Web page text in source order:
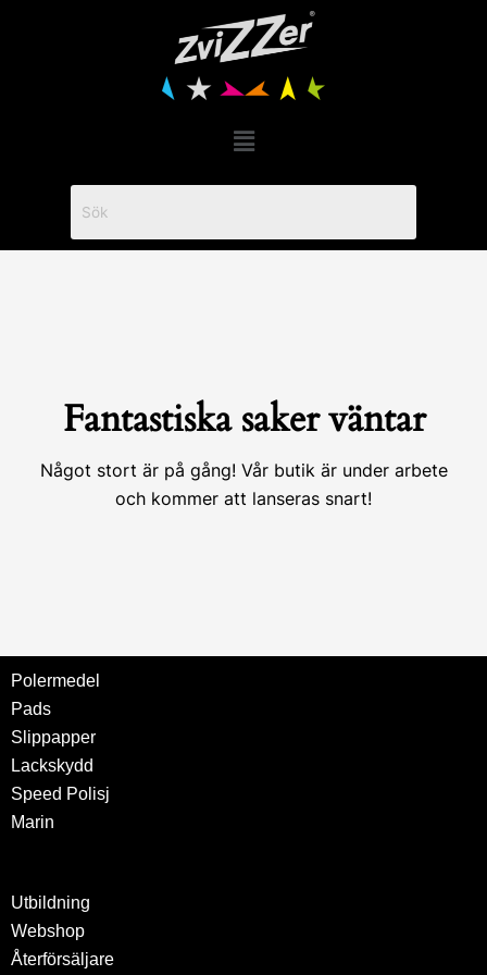
Menu
Fantastiska saker väntar
Något stort är på gång! Vår butik är under arbete
och kommer att lanseras snart!
Polermedel
Pads
Slippapper
Lackskydd
Speed Polisj
Marin
Utbildning
Webshop
Återförsäljare